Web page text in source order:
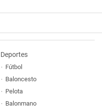
Deportes
Fútbol
Baloncesto
Pelota
Balonmano